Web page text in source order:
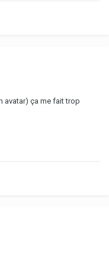
avatar) ça me fait trop